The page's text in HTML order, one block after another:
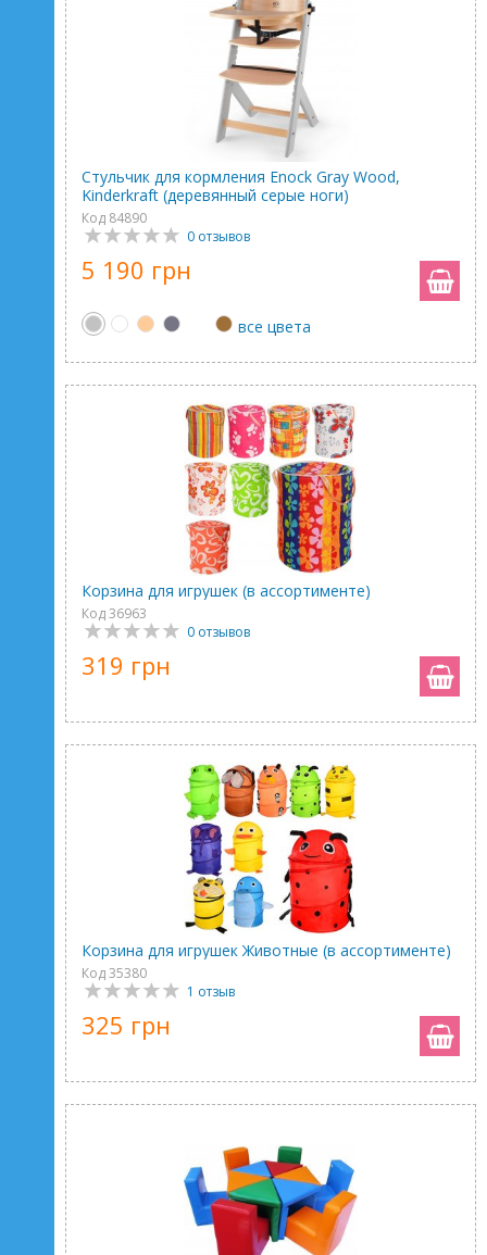
Стульчик для кормления Enock Gray Wood,
Kinderkraft (деревянный серые ноги)
Код 84890
0 отзывов
5 190 грн
все цвета
Корзина для игрушек (в ассортименте)
Код 36963
0 отзывов
319 грн
Корзина для игрушек Животные (в ассортименте)
Код 35380
1 отзыв
325 грн